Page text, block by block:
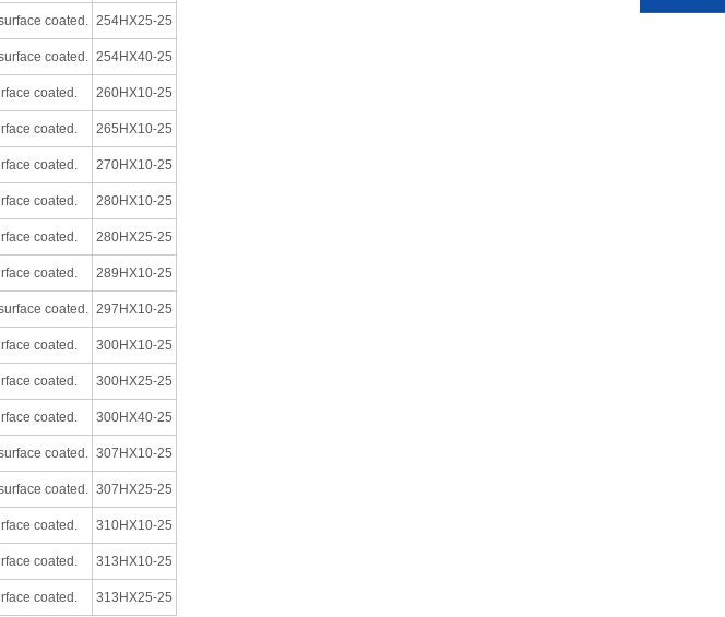
coated. 254HX25-25
coated. 254HX40-25
coated. 260HX10-25
coated. 265HX10-25
coated. 270HX10-25
coated. 280HX10-25
coated. 280HX25-25
coated. 289HX10-25
coated. 297HX10-25
coated. 300HX10-25
coated. 300HX25-25
coated. 300HX40-25
coated. 307HX10-25
coated. 307HX25-25
coated. 310HX10-25
coated. 313HX10-25
coated. 313HX25-25